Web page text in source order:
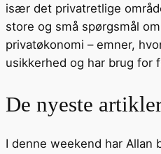
især det privatretlige
store og små spørgsmål
privatøkonomi – emner,
usikkerhed og har brug for
De nyeste
I denne weekend har Allan